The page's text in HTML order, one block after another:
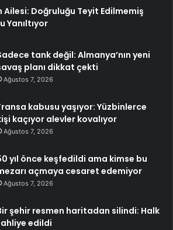
Ailesi: Doğruluğu Teyit Edilmemiş
Yanıltıyor
tank değil: Almanya’nın yeni
planı dikkat çekti
Ağustos 7, 2026
kabusu yaşıyor: Yüzbinlerce
kaçıyor alevler kovalıyor
Ağustos 7, 2026
yıl önce keşfedildi ama kimse bu
açmaya cesaret edemiyor
Ağustos 7, 2026
şehir resmen haritadan silindi: Halk
edildi